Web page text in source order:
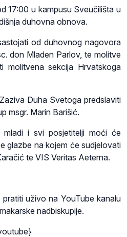
17:00 u kampusu Sveučilišta u
duhovna obnova.
od duhovnog nagovora
don Mladen Parlov, te molitve
molitvena sekcija Hrvatskoga
Duha Svetoga predslaviti
msgr. Marin Barišić.
mladi i svi posjetitelji moći će
glazbe na kojem će sudjelovati
te VIS Veritas Aeterna.
uživo na YouTube kanalu
nadbiskupije.